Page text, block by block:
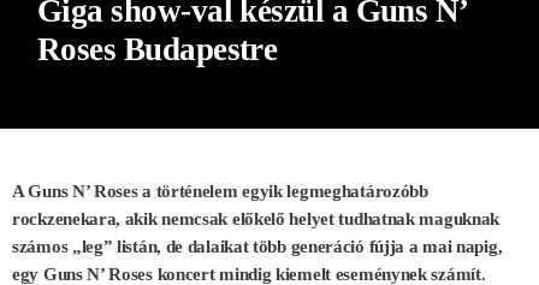
Giga show-val készül a Guns N’
Roses Budapestre
A Guns N’ Roses a történelem egyik legmeghatározóbb
rockzenekara, akik nemcsak előkelő helyet tudhatnak maguknak
számos „leg” listán, de dalaikat több generáció fújja a mai napig,
egy Guns N’ Roses koncert mindig kiemelt eseménynek számít.